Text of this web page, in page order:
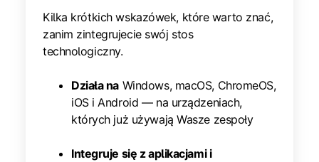
Kilka krótkich wskazówek, które warto znać,
zanim zintegrujecie swój stos
technologiczny.
Działa na Windows, macOS, ChromeOS,
iOS i Android — na urządzeniach,
których już używają Wasze zespoły
Integruje się z aplikacjami i